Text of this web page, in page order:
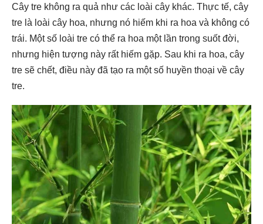
Cây tre không ra quả như các loài cây khác. Thực tế, cây
tre là loài cây hoa, nhưng nó hiếm khi ra hoa và không có
trái. Một số loài tre có thể ra hoa một lần trong suốt đời,
nhưng hiện tượng này rất hiếm gặp. Sau khi ra hoa, cây
tre sẽ chết, điều này đã tạo ra một số huyền thoại về cây
tre.